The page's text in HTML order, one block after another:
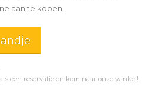
aan te kopen.
een reservatie en kom naar onze winkel!